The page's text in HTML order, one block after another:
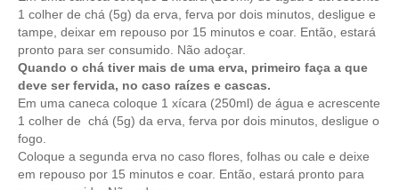
1 colher de chá (5g) da erva, ferva por dois minutos, desligue e
tampe, deixar em repouso por 15 minutos e coar. Então, estará
pronto para ser consumido. Não adoçar.
Quando o chá tiver mais de uma erva, primeiro faça a que
deve ser fervida, no caso raízes e cascas.
Em uma caneca coloque 1 xícara (250ml) de água e acrescente
1 colher de chá (5g) da erva, ferva por dois minutos, desligue o
fogo.
Coloque a segunda erva no caso flores, folhas ou cale e deixe
em repouso por 15 minutos e coar. Então, estará pronto para